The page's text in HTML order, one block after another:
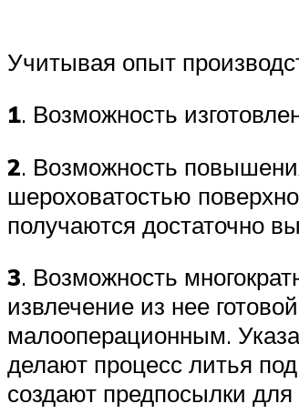
Учитывая опыт
1. Возможность
2. Возможность
шероховатостью
получаются достаточно
3. Возможность
извлечение из нее
малооперационным.
делают процесс литья
создают предпосылки для